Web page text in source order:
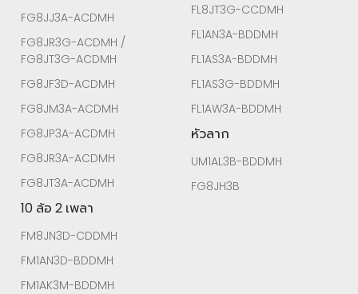
FG8JJ3A-ACDMH
FG8JR3G-ACDMH /
FG8JT3G-ACDMH
FG8JF3D-ACDMH
FG8JM3A-ACDMH
FG8JP3A-ACDMH
FG8JR3A-ACDMH
FG8JT3A-ACDMH
10 ล้อ 2 เพลา
FM8JN3D-CDDMH
FM1AN3D-BDDMH
FM1AK3M-BDDMH
FL8JT3G-CCDMH
FL1AN3A-BDDMH
FL1AS3A-BDDMH
FL1AS3G-BDDMH
FL1AW3A-BDDMH
หัวลาก
UM1AL3B-BDDMH
FG8JH3B